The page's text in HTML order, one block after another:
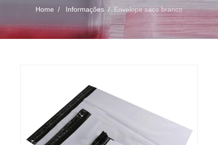
Home Informações Envelope saco branco